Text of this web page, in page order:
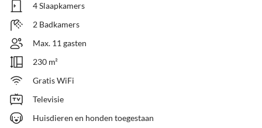
4 Slaapkamers
2 Badkamers
Max. 11 gasten
230 m²
Gratis WiFi
Televisie
Huisdieren en honden toegestaan